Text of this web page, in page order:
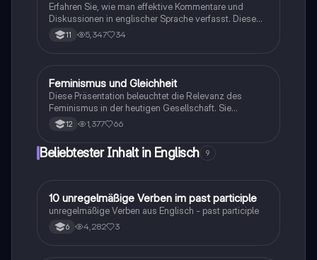
verbessern möchten.
Erfahren Sie, wie man effektive Kommentare und
Diskussionen in englischer Sprache verfasst. Diese
Anleitung behandelt die argumentative Struktur,
einschließlich der Anordnung von Pro- und Contra-
Schreibfähigkeiten verbessern möchten. Typ:
Zusammenfassung.
11 5,347 34
Englisch
Feminismus und Gleichheit
Diese Präsentation beleuchtet die Relevanz des
Feminismus in der heutigen Gesellschaft. Sie
behandelt Themen wie Geschlechtergerechtigkeit,
Frauenrechte, Gender-Pay-Gap und
geschlechtsspezifische Gewalt. Erfahren Sie, warum
Selbstbestimmung und die Bekämpfung von
Gerechtigkeit und Empowerment.
12 1,377 66
Beliebtester Inhalt in Englisch 9
1 Englisch
10 unregelmäßige Verben im past participle
unregelmäßige Verben aus Englisch - past participle
6 4,282 3